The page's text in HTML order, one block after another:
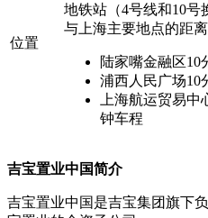
位置
地铁站（4号线和10号
与上海主要地点的距离
陆家嘴金融区10
浦西人民广场10
上海航运贸易
钟车程
吉宝置业中国简介
吉宝置业中国是吉宝集团旗下